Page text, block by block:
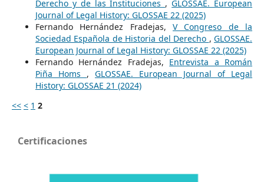
Derecho y de las Instituciones ,GLOSSAE. European
Journal of Legal History: GLOSSAE 22 (2025)
Fernando Hernández Fradejas, V Congreso de la
Sociedad Española de Historia del Derecho ,GLOSSAE.
European Journal of Legal History: GLOSSAE 22 (2025)
Fernando Hernández Fradejas, Entrevista a Román
Piña Homs ,GLOSSAE. European Journal of Legal
History: GLOSSAE 21 (2024)
<< < 1 2
Certificaciones